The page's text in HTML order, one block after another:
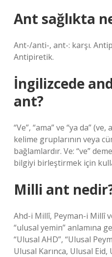
Ant sağlıkta
Ant-/anti-, ant-: karşı.
Antipiretik.
İngilizcede
ant?
“Ve”, “ama” ve “ya da”
kelime gruplarının veya
bağlamlardır. Ve: “ve”
bilgiyi birleştirmek için
Milli ant
Ahd-i Millî, Peyman-i Millî
“ulusal yemin” anlamına
“Ulusal AHD”, “Ulusal
Ulusal Karınca, Ulusal Eid,